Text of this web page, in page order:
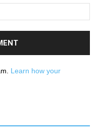
Learn how your